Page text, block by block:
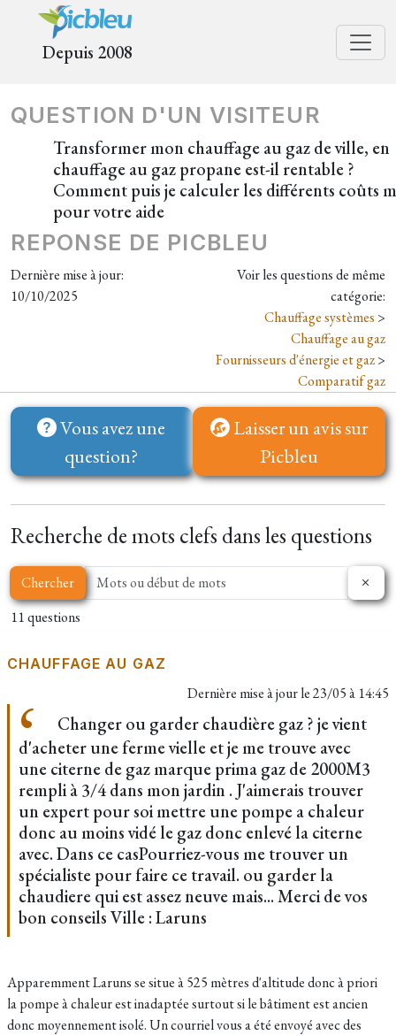
Depuis 2008
QUESTION D'UN VISITEUR
Transformer mon chauffage au gaz de ville, en
chauffage au gaz propane est-il rentable ?
Comment puis je calculer les différents coûts
pour votre aide
REPONSE DE PICBLEU
Dernière mise à jour:
10/10/2025
Voir les questions de même
catégorie:
Chauffage systèmes >
Chauffage au gaz
Fournisseurs d'énergie et gaz>
Comparatif gaz
Vous avez une
question?
Laisser un avis sur
Picbleu
Recherche de mots clefs dans les questions
Chercher
11 questions
CHAUFFAGE AU GAZ
Dernière mise à jour le23/05 à 14:45
Changer ou garder chaudière gaz ? je vient
d'acheter une ferme vielle et je me trouve avec
une citerne de gaz marque prima gaz de 2000M3
rempli à 3/4 dans mon jardin . J'aimerais trouver
un expert pour soi mettre une pompe a chaleur
donc au moins vidé le gaz donc enlevé la citerne
avec. Dans ce casPourriez-vous me trouver un
spécialiste pour faire ce travail. ou garder la
chaudiere qui est assez neuve mais... Merci de vos
bon conseils Ville : Laruns
Apparemment Laruns se situe à 525 mètres d'altitude donc à priori
la pompe à chaleur est inadaptée surtout si le bâtiment est ancien
donc moyennement isolé. Un courriel vous a été envoyé avec des